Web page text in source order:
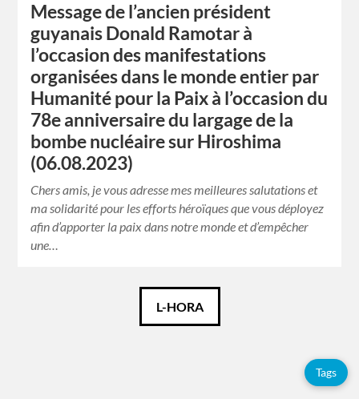
Message de l’ancien président
guyanais Donald Ramotar à
l’occasion des manifestations
organisées dans le monde entier par
Humanité pour la Paix à l’occasion du
78e anniversaire du largage de la
bombe nucléaire sur Hiroshima
(06.08.2023)
Chers amis, je vous adresse mes meilleures salutations et
ma solidarité pour les efforts héroïques que vous déployez
afin d’apporter la paix dans notre monde et d’empêcher
une…
L-HORA
Tags